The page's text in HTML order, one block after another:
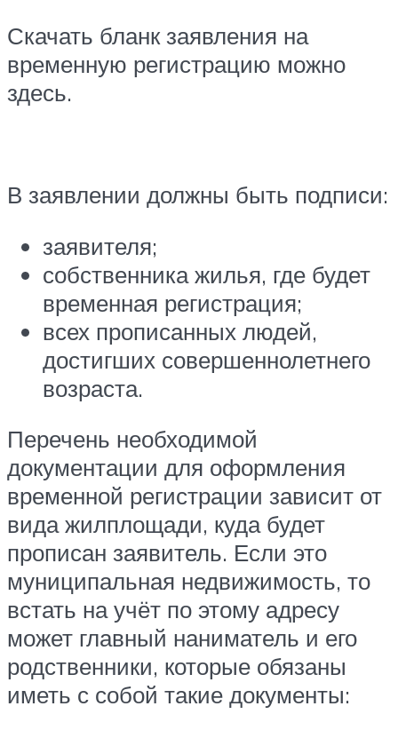
Скачать бланк заявления на
временную регистрацию можно
здесь.
В заявлении должны быть подписи:
заявителя;
собственника жилья, где будет
временная регистрация;
всех прописанных людей,
достигших совершеннолетнего
возраста.
Перечень необходимой
документации для оформления
временной регистрации зависит от
вида жилплощади, куда будет
прописан заявитель. Если это
муниципальная недвижимость, то
встать на учёт по этому адресу
может главный наниматель и его
родственники, которые обязаны
иметь с собой такие документы: